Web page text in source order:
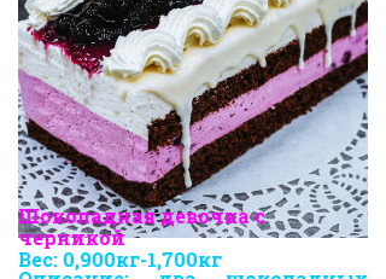
Шоколадная девочка с
черникой
Вес: 0,900кг-1,700кг